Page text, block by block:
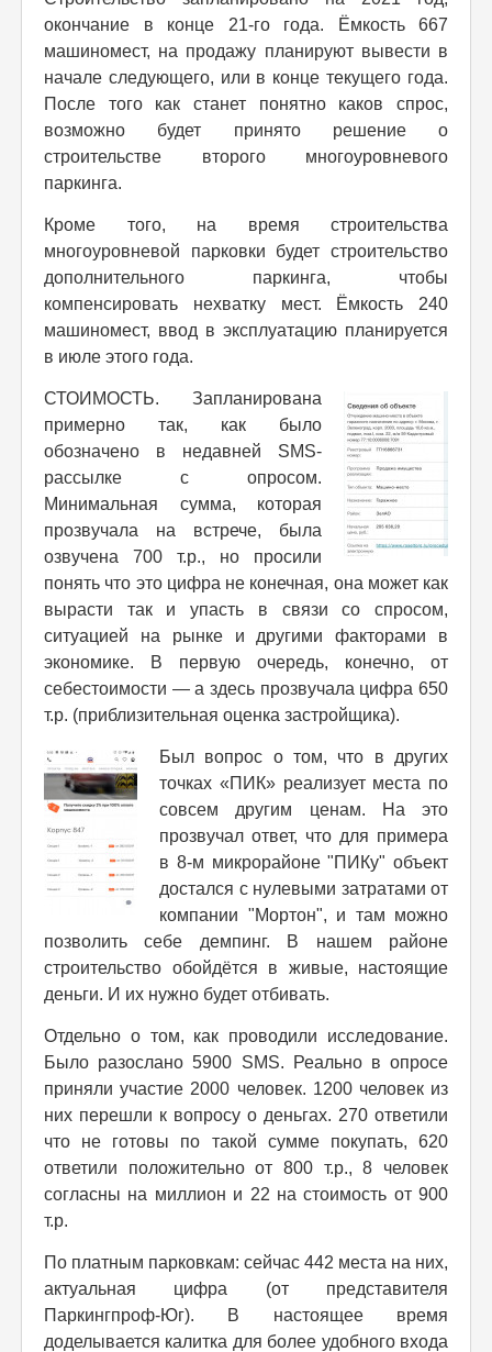
окончание в конце 21-го года. Ёмкость 667
машиномест, на продажу планируют вывести в
начале следующего, или в конце текущего года.
После того как станет понятно каков спрос,
возможно будет принято решение о
строительстве второго многоуровневого
паркинга.
Кроме того, на время строительства
многоуровневой парковки будет строительство
дополнительного паркинга, чтобы
компенсировать нехватку мест. Ёмкость 240
машиномест, ввод в эксплуатацию планируется
в июле этого года.
СТОИМОСТЬ. Запланирована
примерно так, как было
обозначено в недавней SMS-
рассылке с опросом.
Минимальная сумма, которая
прозвучала на встрече, была
озвучена 700 т.р., но просили
понять что это цифра не конечная, она может как
вырасти так и упасть в связи со спросом,
ситуацией на рынке и другими факторами в
экономике. В первую очередь, конечно, от
себестоимости — а здесь прозвучала цифра 650
т.р. (приблизительная оценка застройщика).
Был вопрос о том, что в других
точках «ПИК» реализует места по
совсем другим ценам. На это
прозвучал ответ, что для примера
в 8-м микрорайоне "ПИКу" объект
достался с нулевыми затратами от
компании "Мортон", и там можно
позволить себе демпинг. В нашем районе
строительство обойдётся в живые, настоящие
деньги. И их нужно будет отбивать.
Отдельно о том, как проводили исследование.
Было разослано 5900 SMS. Реально в опросе
приняли участие 2000 человек. 1200 человек из
них перешли к вопросу о деньгах. 270 ответили
что не готовы по такой сумме покупать, 620
ответили положительно от 800 т.р., 8 человек
согласны на миллион и 22 на стоимость от 900
т.р.
По платным парковкам: сейчас 442 места на них,
актуальная цифра (от представителя
Паркингпроф-Юг). В настоящее время
доделывается калитка для более удобного входа